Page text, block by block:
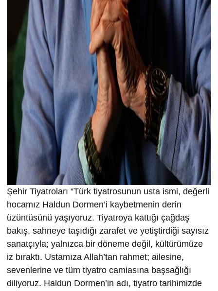
Şehir Tiyatroları “Türk tiyatrosunun usta ismi, değerli
hocamız Haldun Dormen’i kaybetmenin derin
üzüntüsünü yaşıyoruz. Tiyatroya kattığı çağdaş
bakış, sahneye taşıdığı zarafet ve yetiştirdiği sayısız
sanatçıyla; yalnızca bir döneme değil, kültürümüze
iz bıraktı. Ustamıza Allah’tan rahmet; ailesine,
sevenlerine ve tüm tiyatro camiasına başsağlığı
diliyoruz. Haldun Dormen’in adı, tiyatro tarihimizde